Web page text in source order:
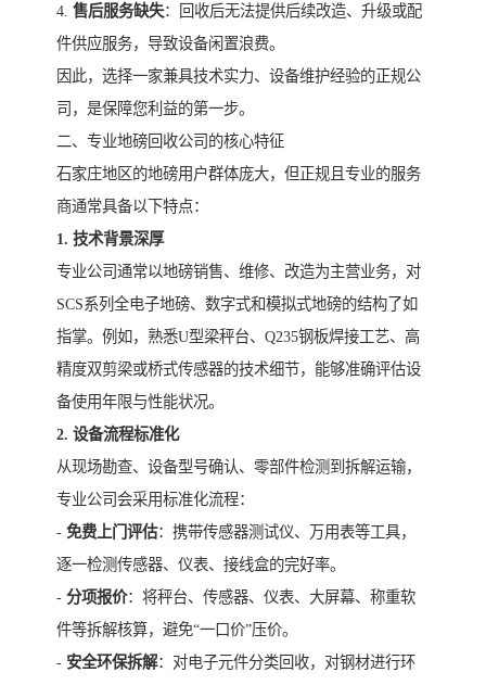
4. 售后服务缺失：回收后无法提供后续改造、升级或配
件供应服务，导致设备闲置浪费。
因此，选择一家兼具技术实力、设备维护经验的正规公
司，是保障您利益的第一步。
二、专业地磅回收公司的核心特征
石家庄地区的地磅用户群体庞大，但正规且专业的服务
商通常具备以下特点：
1. 技术背景深厚
专业公司通常以地磅销售、维修、改造为主营业务，对
SCS系列全电子地磅、数字式和模拟式地磅的结构了如
指掌。例如，熟悉U型梁秤台、Q235钢板焊接工艺、高
精度双剪梁或桥式传感器的技术细节，能够准确评估设
备使用年限与性能状况。
2. 设备流程标准化
从现场勘查、设备型号确认、零部件检测到拆解运输，
专业公司会采用标准化流程：
- 免费上门评估：携带传感器测试仪、万用表等工具，
逐一检测传感器、仪表、接线盒的完好率。
- 分项报价：将秤台、传感器、仪表、大屏幕、称重软
件等拆解核算，避免“一口价”压价。
- 安全环保拆解：对电子元件分类回收，对钢材进行环